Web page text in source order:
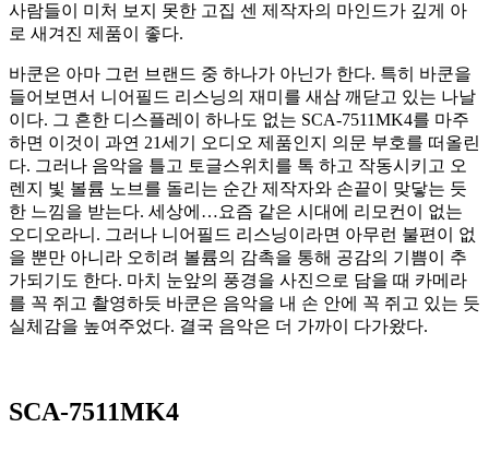
사람들이 미처 보지 못한 고집 센 제작자의 마인드가 깊게 아
로 새겨진 제품이 좋다.
바쿤은 아마 그런 브랜드 중 하나가 아닌가 한다. 특히 바쿤을
들어보면서 니어필드 리스닝의 재미를 새삼 깨닫고 있는 나날
이다. 그 흔한 디스플레이 하나도 없는 SCA-7511MK4를 마주
하면 이것이 과연 21세기 오디오 제품인지 의문 부호를 떠올린
다. 그러나 음악을 틀고 토글스위치를 톡 하고 작동시키고 오
렌지 빛 볼륨 노브를 돌리는 순간 제작자와 손끝이 맞닿는 듯
한 느낌을 받는다. 세상에…요즘 같은 시대에 리모컨이 없는
오디오라니. 그러나 니어필드 리스닝이라면 아무런 불편이 없
을 뿐만 아니라 오히려 볼륨의 감촉을 통해 공감의 기쁨이 추
가되기도 한다. 마치 눈앞의 풍경을 사진으로 담을 때 카메라
를 꼭 쥐고 촬영하듯 바쿤은 음악을 내 손 안에 꼭 쥐고 있는 듯
실체감을 높여주었다. 결국 음악은 더 가까이 다가왔다.
SCA-7511MK4